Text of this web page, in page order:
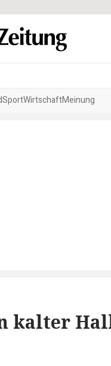
SportWirtschaftMeinung
kalter